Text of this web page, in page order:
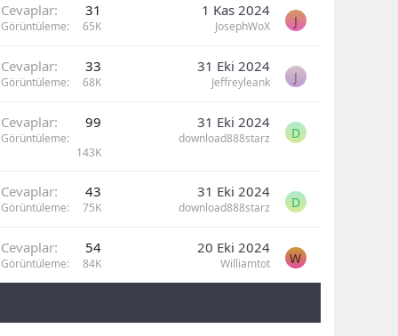
Cevaplar 31
Görüntüleme 65K
1 Kas 2024
JosephWoX J
Cevaplar 33
Görüntüleme 68K
31 Eki 2024
Jeffreyleank J
Cevaplar 99
Görüntüleme
143K
31 Eki 2024
download888starz D
Cevaplar 43
Görüntüleme 75K
31 Eki 2024
download888starz D
Cevaplar 54
Görüntüleme 84K
20 Eki 2024
Williamtot W